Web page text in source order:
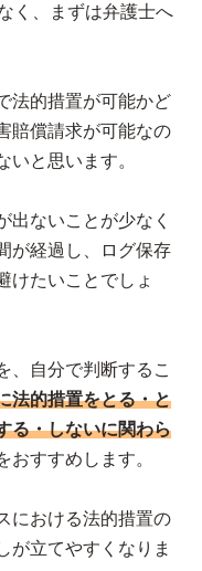
く、まずは弁護士へ
法的措置が可能かど
賠償請求が可能なの
と思います。
出ないことが少なく
が経過し、ログ保存
けたいことでしょ
、自分で判断するこ
法的措置をとる・と
る・しないに関わら
おすすめします。
における法的措置の
が立てやすくなりま